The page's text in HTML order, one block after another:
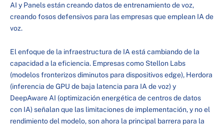
AI y Panels están creando datos de entrenamiento de voz,
creando fosos defensivos para las empresas que emplean IA de
voz.
El enfoque de la infraestructura de IA está cambiando de la
capacidad a la eficiencia. Empresas como Stellon Labs
(modelos fronterizos diminutos para dispositivos edge), Herdora
(inferencia de GPU de baja latencia para IA de voz) y
DeepAware AI (optimización energética de centros de datos
con IA) señalan que las limitaciones de implementación, y no el
rendimiento del modelo, son ahora la principal barrera para la